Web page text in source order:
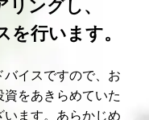
ングし、
行います。
イスですので、お
をあきらめていた
ます。あらかじめ